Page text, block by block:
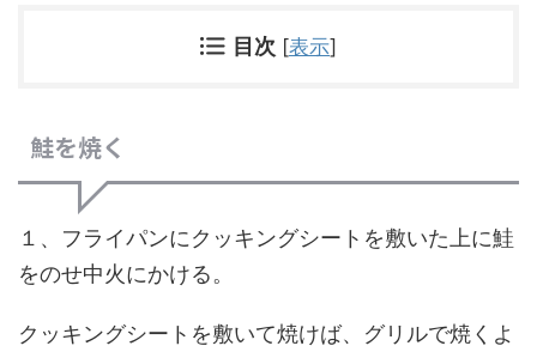
目次 [表示]
鮭を焼く
１、フライパンにクッキングシートを敷いた上に鮭
をのせ中火にかける。
クッキングシートを敷いて焼けば、グリルで焼くよ